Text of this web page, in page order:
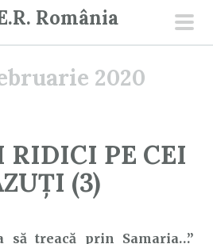
România
2020
RIDICI PE CEI
(3)
să treacă prin Samaria…”